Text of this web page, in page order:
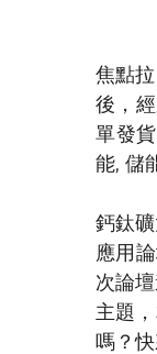
焦點
後，
單發
能, 儲
鈣鈦
應用
次論
主題
嗎？